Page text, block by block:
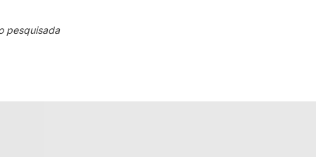
pesquisada